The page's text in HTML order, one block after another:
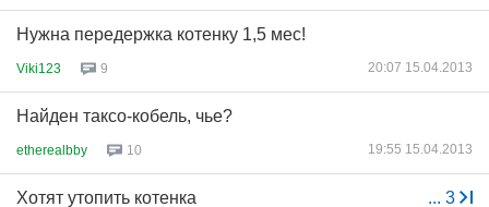
Нужна передержка котенку 1,5 мес!
Viki123 9 20:07 15.04.2013
Найден таксо-кобель, чье?
etherealbby 10 19:55 15.04.2013
... 3
Хотят утопить котенка